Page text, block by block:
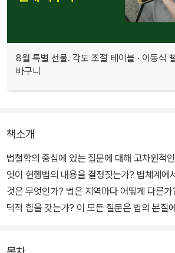
8월 특별 선물. 각도 조절 테이블 · 이동식
바구니
책소개
법철학의 중심에 있는 질문에 대해 고차원적
엇이 현행법의 내용을 결정짓는가? 법체계에
것은 무엇인가? 법은 지역마다 어떻게 다른
덕적 힘을 갖는가? 이 모든 질문은 법의 본질